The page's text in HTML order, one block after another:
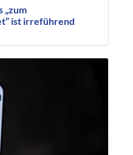
„zum
ist irreführend